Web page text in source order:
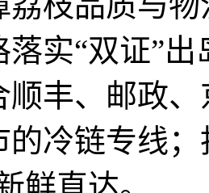
落实“双证”
顺丰、邮政
的冷链专线